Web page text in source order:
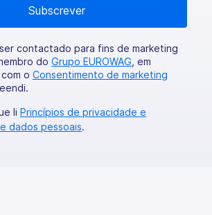
contactado para fins de marketing
do Grupo EUROWAG , em
o Consentimento de marketing
li Princípios de privacidade e
dados pessoais.